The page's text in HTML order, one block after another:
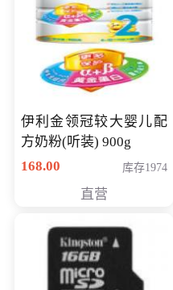
伊利金领冠较大婴儿配
方奶粉(听装) 900g
168.00
库存1974
直营